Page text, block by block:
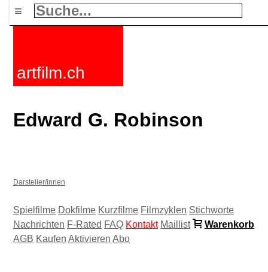
≡
artfilm.ch
Edward G. Robinson
Darsteller/innen
Spielfilme Dokfilme Kurzfilme Filmzyklen Stichworte
Nachrichten F-Rated FAQ Kontakt Maillist
Warenkorb
AGB Kaufen Aktivieren Abo